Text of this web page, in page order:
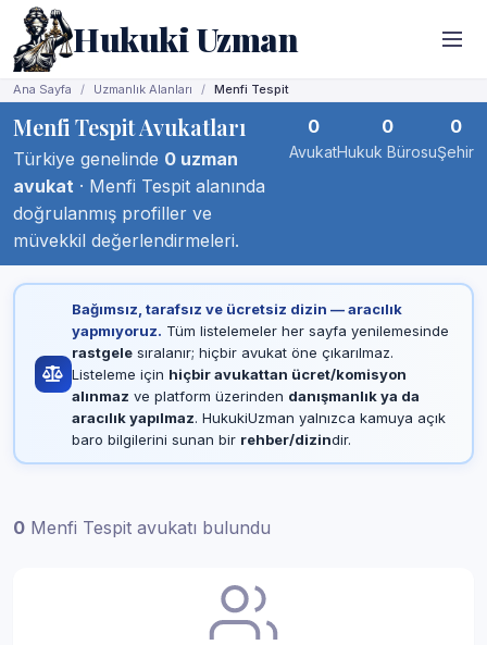
Hukuki Uzman
Ana Sayfa Uzmanlık Alanları Menfi Tespit
Menfi Tespit Avukatları
Türkiye genelinde 0 uzman
avukat · Menfi Tespit alanında
doğrulanmış profiller ve
müvekkil değerlendirmeleri.
0
Avukat
0
Hukuk Bürosu
0
Şehir
Bağımsız, tarafsız ve ücretsiz dizin — aracılık
yapmıyoruz. Tüm listelemeler her sayfa yenilemesinde
rastgelesıralanır; hiçbir avukat öne çıkarılmaz.
Listeleme için hiçbir avukattan ücret/komisyon
alınmaz ve platform üzerinden danışmanlık ya da
aracılık yapılmaz. HukukiUzman yalnızca kamuya açık
baro bilgilerini sunan bir rehber/dizindir.
0 Menfi Tespit avukatı bulundu